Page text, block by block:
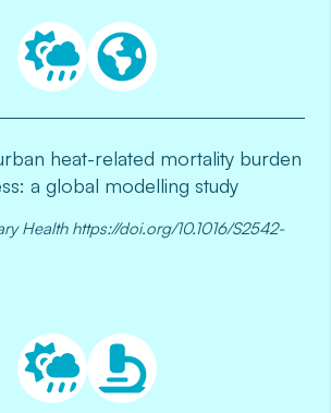
heat-related mortality burden
a global modelling study
Health https://doi.org/10.1016/S2542-